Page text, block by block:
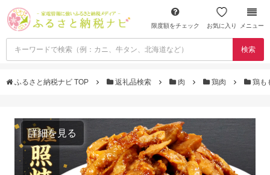
限度額をチェック お気に入り メニュー
検索
ふるさと納税ナビ TOP 返礼品検索 肉 鶏肉 鶏も
詳細を見る